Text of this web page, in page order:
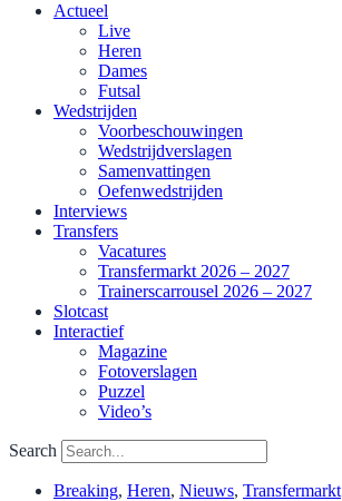
Actueel
Live
Heren
Dames
Futsal
Wedstrijden
Voorbeschouwingen
Wedstrijdverslagen
Samenvattingen
Oefenwedstrijden
Interviews
Transfers
Vacatures
Transfermarkt 2026 – 2027
Trainerscarrousel 2026 – 2027
Slotcast
Interactief
Magazine
Fotoverslagen
Puzzel
Video’s
Search
Breaking, Heren, Nieuws, Transfermarkt